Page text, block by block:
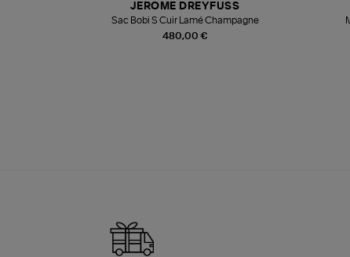
480,00 €
JEROME DREYFUSS
Sac Bobi S Cuir Lamé Champagne